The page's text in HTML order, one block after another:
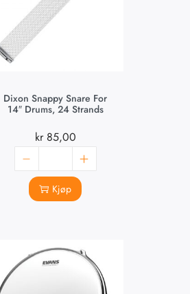
Dixon Snappy Snare For
14″ Drums, 24 Strands
kr85,00
Kjøp